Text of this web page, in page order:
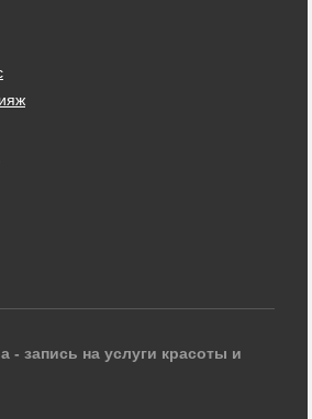
- запись на услуги красоты и